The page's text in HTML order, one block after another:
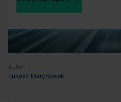
Autor:
Łukasz Marynowski